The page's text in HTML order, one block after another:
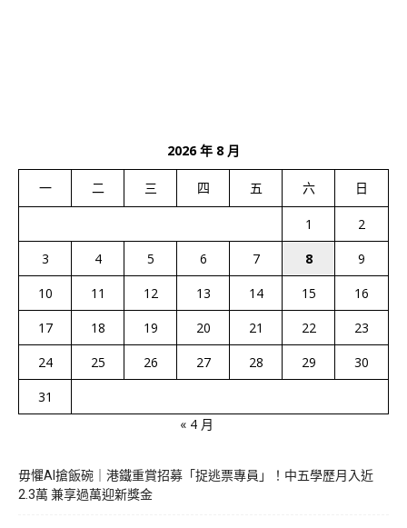
2026 年 8 月
一 二 三 四 五 六 日
1
2
3
4 5 6 7 8
9
10
11 12 13 14 15
16
17
18 19 20 21 22
23
24
25 26 27 28 29
30
31
« 4 月
毋懼AI搶飯碗｜港鐵重賞招募「捉逃票專員」！中五學歷月入近
2.3萬 兼享過萬迎新獎金